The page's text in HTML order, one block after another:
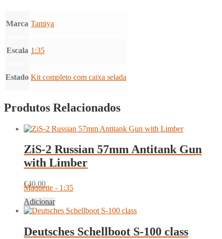
Marca Tamiya
Escala 1:35
Estado Kit completo com caixa selada
Produtos Relacionados
ZiS-2 Russian 57mm Antitank Gun
with Limber
€40.00
Maquette - 1:35
Adicionar
Deutsches Schellboot S-100 class